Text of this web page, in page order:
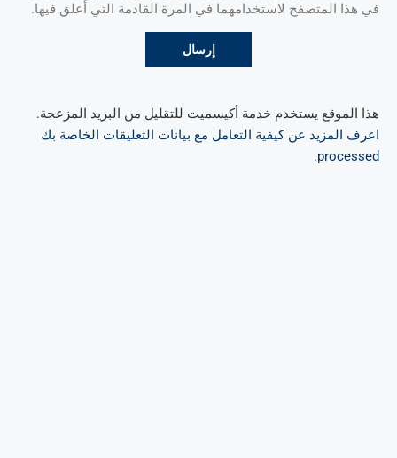
في هذا المتصفح لاستخدامهما في المرة القادمة التي أعلق فيها.
هذا الموقع يستخدم خدمة أكيسميت للتقليل من البريد المزعجة.
اعرف المزيد عن كيفية التعامل مع بيانات التعليقات الخاصة بك
processed
.